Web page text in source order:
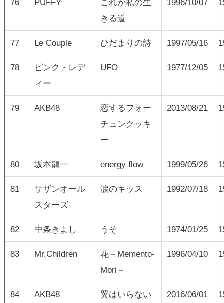
76 PUFFY
これが私の生
きる道
1996/10/07
77 Le Couple ひだまりの詩 1997/05/16
78
ピンク・レデ
ィー
UFO 1977/12/05
79 AKB48
恋するフォー
チュンクッキ
ー
2013/08/21
80 坂本龍一 energy flow 1999/05/26
81
サザンオール
スターズ
涙のキッス 1992/07/18
82 中条きよし うそ 1974/01/25
83 Mr.Children
花－Memento-
Mori－
1996/04/10
84 AKB48 翼はいらない 2016/06/01